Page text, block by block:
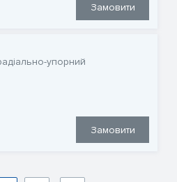
Замовити
упорний
Замовити